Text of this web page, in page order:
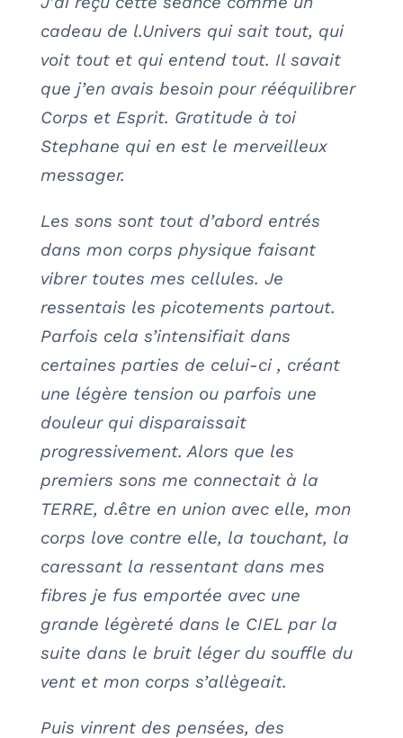
cadeau de l.Univers qui sait tout, qui
voit tout et qui entend tout. Il savait
que j’en avais besoin pour rééquilibrer
Corps et Esprit. Gratitude à toi
Stephane qui en est le merveilleux
messager.
Les sons sont tout d’abord entrés
dans mon corps physique faisant
vibrer toutes mes cellules. Je
ressentais les picotements partout.
Parfois cela s’intensifiait dans
certaines parties de celui-ci , créant
une légère tension ou parfois une
douleur qui disparaissait
progressivement. Alors que les
premiers sons me connectait à la
TERRE, d.être en union avec elle, mon
corps love contre elle, la touchant, la
caressant la ressentant dans mes
fibres je fus emportée avec une
grande légèreté dans le CIEL par la
suite dans le bruit léger du souffle du
vent et mon corps s’allègeait.
Puis vinrent des pensées, des